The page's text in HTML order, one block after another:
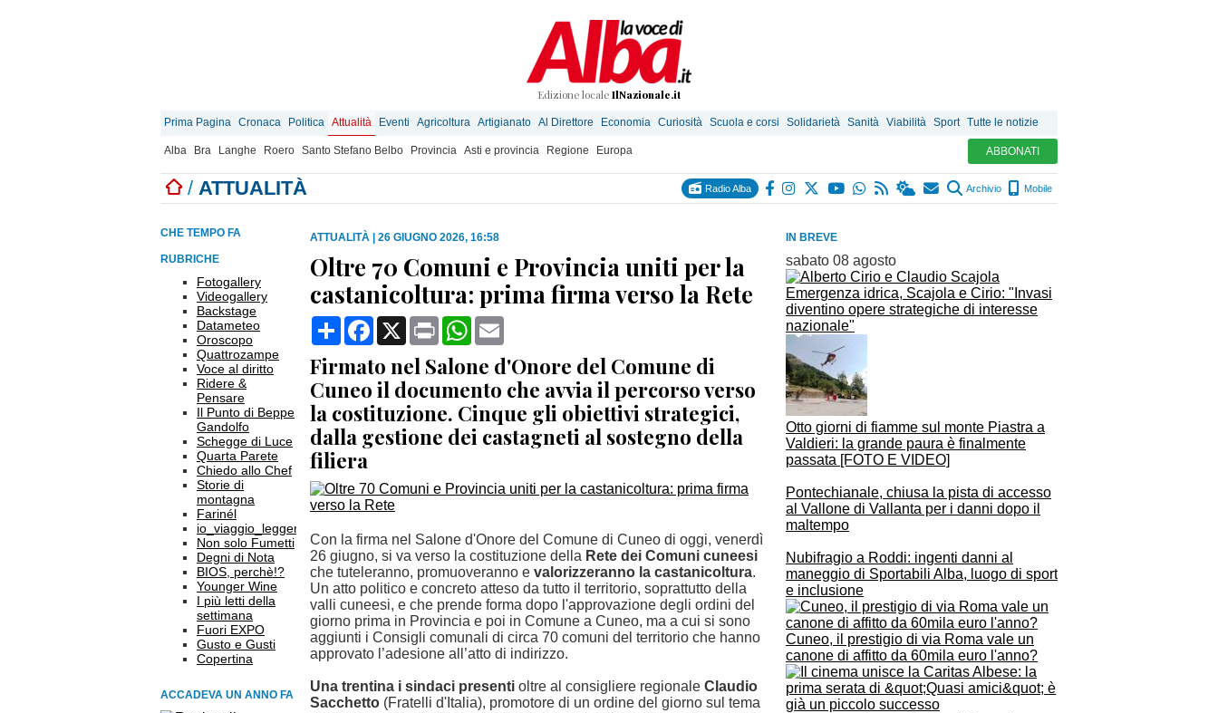
Edizione locale IlNazionale.it
Prima Pagina Cronaca Politica Attualità Eventi Agricoltura Artigianato Al Direttore Economia Curiosità Scuola e corsi Solidarietà Sanità Viabilità Sport Tutte le notizie
Alba Bra Langhe Roero Santo Stefano Belbo Provincia Asti e provincia Regione Europa ABBONATI
/ ATTUALITÀ Radio Alba Archivio Mobile
IN BREVE
sabato 08 agosto
Emergenza idrica, Scajola e Cirio: "Invasi
diventino opere strategiche di interesse
nazionale"
Otto giorni di fiamme sul monte Piastra a
Valdieri: la grande paura è finalmente
passata [FOTO E VIDEO]
Pontechianale, chiusa la pista di accesso
al Vallone di Vallanta per i danni dopo il
maltempo
Nubifragio a Roddi: ingenti danni al
maneggio di Sportabili Alba, luogo di sport
e inclusione
Cuneo, il prestigio di via Roma vale un
canone di affitto da 60mila euro l'anno?
CHE TEMPO FA
RUBRICHE
Fotogallery
Videogallery
Backstage
Datameteo
Oroscopo
Quattrozampe
Voce al diritto
Ridere &
Pensare
Il Punto di Beppe
Gandolfo
Schegge di Luce
Quarta Parete
Chiedo allo Chef
Storie di
montagna
Farinél
io_viaggio_leggero
Non solo Fumetti
Degni di Nota
BIOS, perchè!?
Younger Wine
I più letti della
settimana
Fuori EXPO
Gusto e Gusti
Copertina
ACCADEVA UN ANNO FA
ATTUALITÀ 26 GIUGNO 2026, 16:58
Oltre 70 Comuni e Provincia uniti per la
castanicoltura: prima firma verso la Rete
CondividiFacebook
X Print WhatsApp
Firmato nel Salone d'Onore del Comune di
Cuneo il documento che avvia il percorso verso
la costituzione. Cinque gli obiettivi strategici,
dalla gestione dei castagneti al sostegno della
filiera
Con la firma nel Salone d'Onore del Comune di Cuneo di oggi, venerdì
26 giugno, si va verso la costituzione della Rete dei Comuni cuneesi
che tuteleranno, promuoveranno e valorizzeranno la castanicoltura.
Un atto politico e concreto atteso da tutto il territorio, soprattutto della
valli cuneesi, e che prende forma dopo l'approvazione degli ordini del
giorno prima in Provincia e poi in Comune a Cuneo, ma a cui si sono
aggiunti i Consigli comunali di circa 70 comuni del territorio che hanno
approvato l’adesione all’atto di indirizzo.
Una trentina i sindaci presenti oltre al consigliere regionale Claudio
Sacchetto (Fratelli d'Italia), promotore di un ordine del giorno sul tema